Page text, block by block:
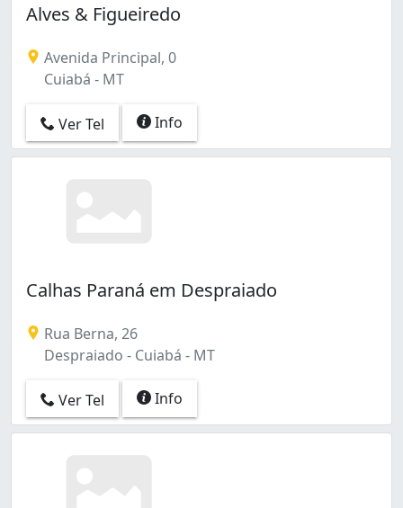
Alves & Figueiredo
Avenida Principal, 0
Cuiabá - MT
Ver Tel Info
Calhas Paraná em Despraiado
Rua Berna, 26
Despraiado - Cuiabá - MT
Ver Tel Info